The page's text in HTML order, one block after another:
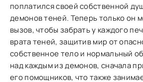
поплатился своей собственной
демонов теней. Теперь только он
вызов, чтобы забрать у каждого
врата теней, защитив мир от
собственное тело и нормальный
над каждым из демонов, сначала
его помощников, что также